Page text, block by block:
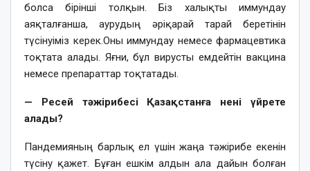
болса бірінші толқын. Біз халықты иммундау
аяқталғанша, аурудың әріқарай тарай беретінін
түсінуіміз керек.Оны иммундау немесе фармацевтика
тоқтата алады. Яғни, бұл вирусты емдейтін вакцина
немесе препараттар тоқтатады.
— Ресей тәжірибесі Қазақстанға нені үйрете
алады?
Пандемияның барлық ел үшін жаңа тәжірибе екенін
түсіну қажет. Бұған ешкім алдын ала дайын болған